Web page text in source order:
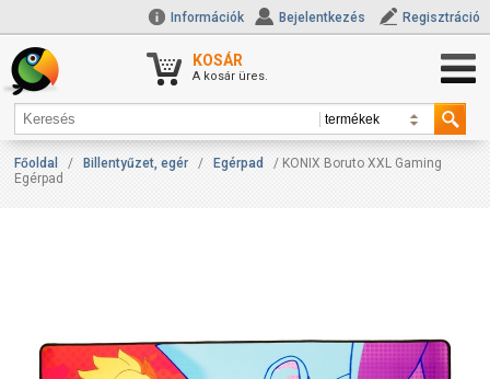
Információk Bejelentkezés Regisztráció
KOSÁR
A kosár üres.
Főoldal / Billentyűzet, egér / Egérpad
/ KONIX Boruto XXL Gaming
Egérpad